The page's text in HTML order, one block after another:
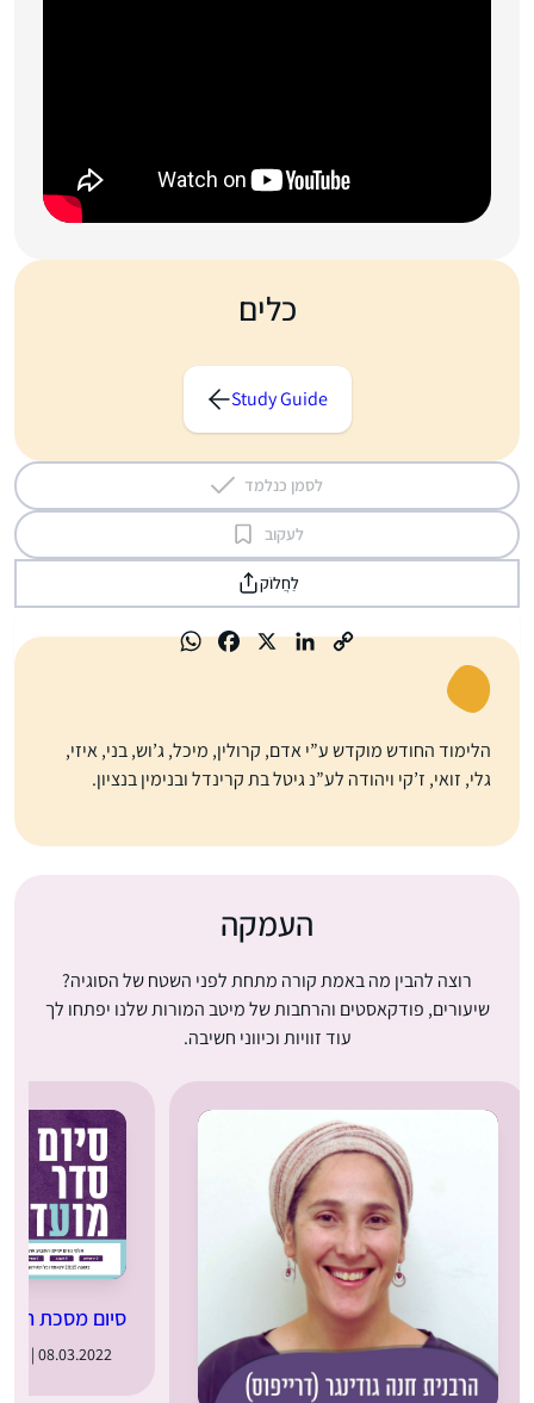
כלים
Study Guide
לסמן כנלמד
לעקוב
לַחֲלוֹק
הלימוד החודש מוקדש ע”י אדם, קרולין, מיכל, ג’וש, בני, איזי,
גלי, זואי, ז’קי ויהודה לע”נ גיטל בת קרינדל ובנימין בנציון.
העמקה
רוצה להבין מה באמת קורה מתחת לפני השטח של הסוגיה?
שיעורים, פודקאסטים והרחבות של מיטב המורות שלנו יפתחו לך
עוד זוויות וכיווני חשיבה.
סיום מסכת
08.03.2022 | ה׳ באדר ב׳ תשפ״ב